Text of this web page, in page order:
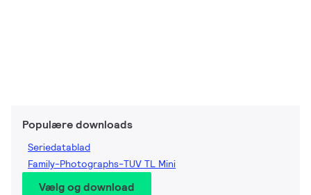
Populære downloads
Seriedatablad
Family-Photographs-TUV TL Mini
Vælg og download